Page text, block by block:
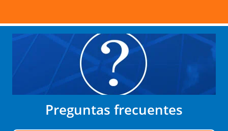
Preguntas frecuentes